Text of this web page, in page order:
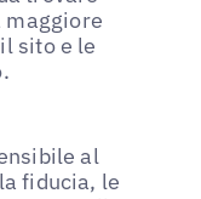
maggiore
sito e le
al
fiducia, le